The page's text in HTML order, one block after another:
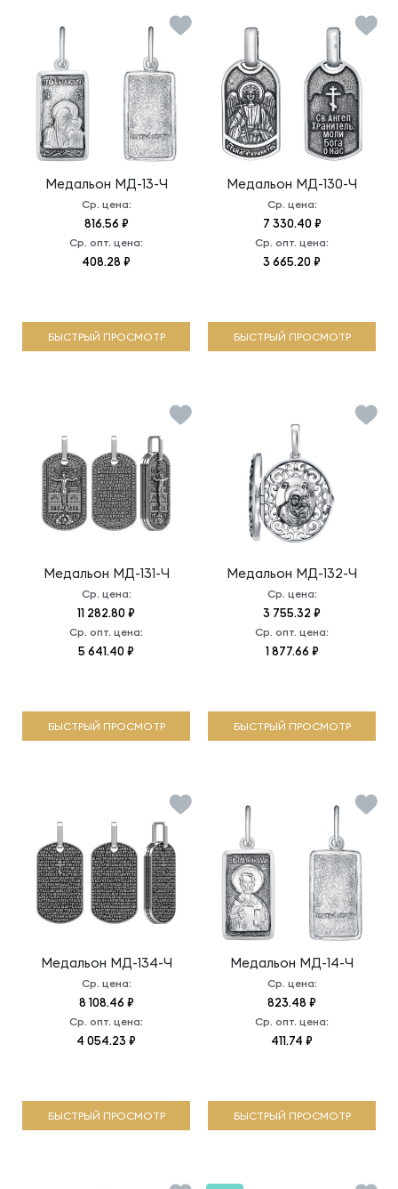
Медальон МД-13-Ч
Ср. цена:
816.56 ₽
Ср. опт. цена:
408.28 ₽
БЫСТРЫЙ ПРОСМОТР
Медальон МД-130-Ч
Ср. цена:
7 330.40 ₽
Ср. опт. цена:
3 665.20 ₽
БЫСТРЫЙ ПРОСМОТР
Медальон МД-131-Ч
Ср. цена:
11 282.80 ₽
Ср. опт. цена:
5 641.40 ₽
БЫСТРЫЙ ПРОСМОТР
Медальон МД-132-Ч
Ср. цена:
3 755.32 ₽
Ср. опт. цена:
1 877.66 ₽
БЫСТРЫЙ ПРОСМОТР
Медальон МД-134-Ч
Ср. цена:
8 108.46 ₽
Ср. опт. цена:
4 054.23 ₽
БЫСТРЫЙ ПРОСМОТР
Медальон МД-14-Ч
Ср. цена:
823.48 ₽
Ср. опт. цена:
411.74 ₽
БЫСТРЫЙ ПРОСМОТР